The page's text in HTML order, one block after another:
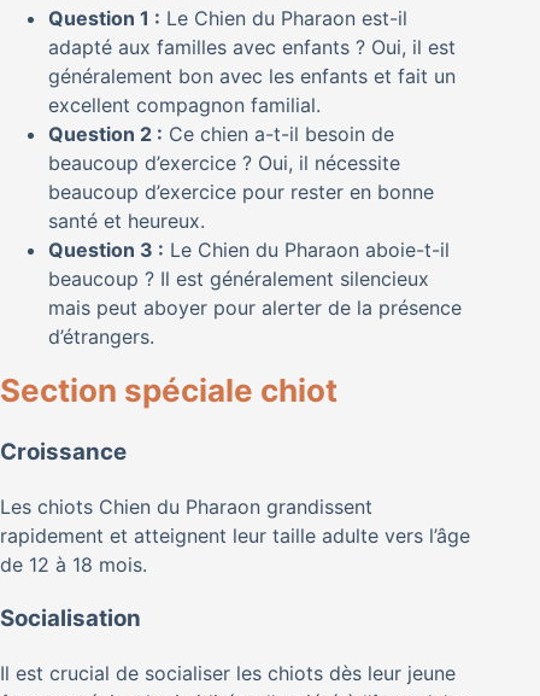
Question 1 : Le Chien du Pharaon est-il
adapté aux familles avec enfants ? Oui, il est
généralement bon avec les enfants et fait un
excellent compagnon familial.
Question 2 : Ce chien a-t-il besoin de
beaucoup d’exercice ? Oui, il nécessite
beaucoup d’exercice pour rester en bonne
santé et heureux.
Question 3 : Le Chien du Pharaon aboie-t-il
beaucoup ? Il est généralement silencieux
mais peut aboyer pour alerter de la présence
d’étrangers.
Section spéciale chiot
Croissance
Les chiots Chien du Pharaon grandissent
rapidement et atteignent leur taille adulte vers l’âge
de 12 à 18 mois.
Socialisation
Il est crucial de socialiser les chiots dès leur jeune